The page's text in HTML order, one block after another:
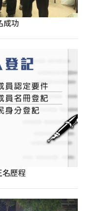
成功
歷程